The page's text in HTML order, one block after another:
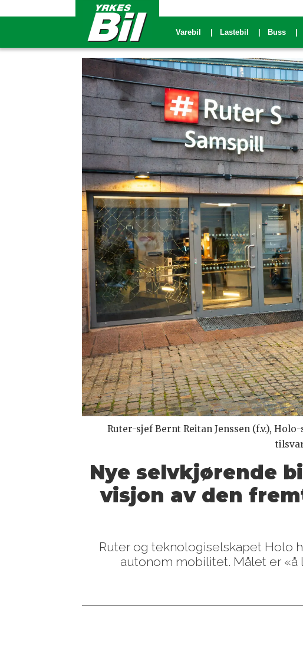
Varebil Lastebil Buss
Ruter-sjef Bernt Reitan Jenssen (f.v.),
Nye selvkjørende
visjon av den
Ruter og teknologiselskapet Holo
autonom mobilitet. Målet er «å